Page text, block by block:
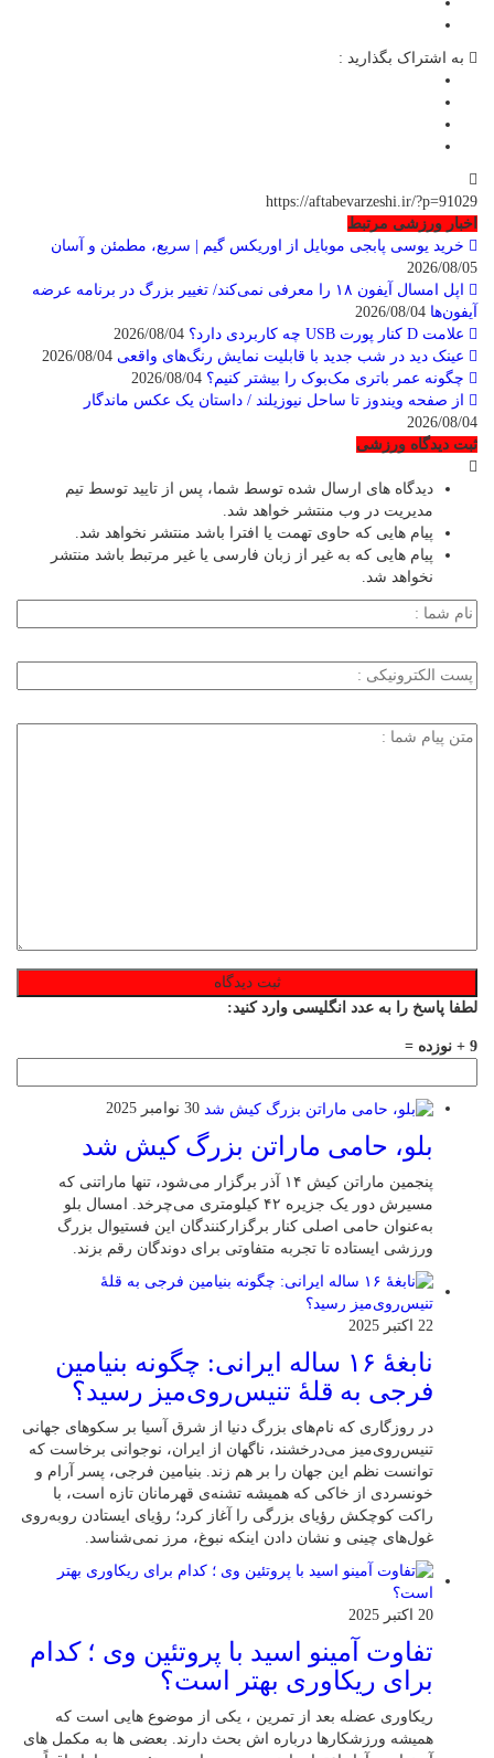
به اشتراک بگذارید :
https://aftabevarzeshi.ir/?p=91029
اخبار ورزشی مرتبط
خرید یوسی پابجی موبایل از اوریکس گیم | سریع، مطمئن و آسان
2026/08/05
اپل امسال آیفون ۱۸ را معرفی نمی‌کند/ تغییر بزرگ در برنامه عرضه
آیفون‌ها
علامت D کنار پورت USB چه کاربردی دارد؟
عینک دید در شب جدید با قابلیت نمایش رنگ‌های واقعی
چگونه عمر باتری مک‌بوک را بیشتر کنیم؟
از صفحه ویندوز تا ساحل نیوزیلند / داستان یک عکس ماندگار
2026/08/04
ثبت دیدگاه ورزشی
دیدگاه های ارسال شده توسط شما، پس از تایید توسط تیم
مدیریت در وب منتشر خواهد شد.
پیام هایی که حاوی تهمت یا افترا باشد منتشر نخواهد شد.
پیام هایی که به غیر از زبان فارسی یا غیر مرتبط باشد منتشر
نخواهد شد.
لطفا پاسخ را به عدد انگلیسی وارد کنید:
9 + نوزده =
30 نوامبر 2025
بلو، حامی ماراتن بزرگ کیش شد
پنجمین ماراتن کیش ۱۴ آذر برگزار می‌شود، تنها ماراتنی که
مسیرش دور یک جزیره ۴۲ کیلومتری می‌چرخد. امسال بلو
به‌عنوان حامی اصلی کنار برگزارکنندگان این فستیوال بزرگ
ورزشی ایستاده تا تجربه متفاوتی برای دوندگان رقم بزند.
22 اکتبر 2025
نابغهٔ ۱۶ ساله ایرانی: چگونه بنیامین
فرجی به قلهٔ تنیس‌روی‌میز رسید؟
در روزگاری که نام‌های بزرگ دنیا از شرق آسیا بر سکوهای جهانی
تنیس‌روی‌میز می‌درخشند، ناگهان از ایران، نوجوانی برخاست که
توانست نظم این جهان را بر هم زند. بنیامین فرجی، پسر آرام و
خونسردی از خاکی که همیشه تشنه‌ی قهرمانان تازه است، با
راکت کوچکش رؤیای بزرگی را آغاز کرد؛ رؤیای ایستادن روبه‌روی
غول‌های چینی و نشان دادن اینکه نبوغ، مرز نمی‌شناسد.
20 اکتبر 2025
تفاوت آمینو اسید با پروتئین وی ؛ کدام
برای ریکاوری بهتر است؟
ریکاوری عضله بعد از تمرین ، یکی از موضوع‌ هایی‌ است که
همیشه ورزشکارها درباره‌ اش بحث دارند. بعضی‌ ها به مکمل‌ های